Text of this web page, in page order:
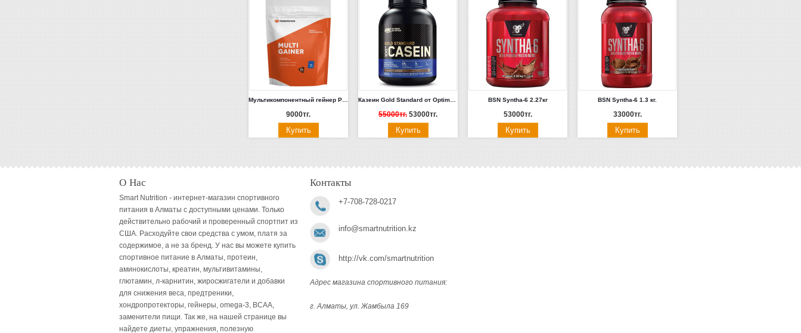
9000тг. 55000тг. 53000тг.
BSN Syntha-6 2.27кг
53000тг.
BSN Syntha-6 1.3 кг.
33000тг.
О Нас
Smart Nutrition - интернет-магазин спортивного
питания в Алматы с доступными ценами. Только
действительно рабочий и проверенный спортпит из
США. Расходуйте свои средства с умом, платя за
содержимое, а не за бренд. У нас вы можете купить
спортивное питание в Алматы, протеин,
аминокислоты, креатин, мультивитамины,
глютамин, л-карнитин, жиросжигатели и добавки
для снижения веса, предтреники,
хондропротекторы, гейнеры, omega-3, BCAA,
заменители пищи. Так же, на нашей странице вы
найдете диеты, упражнения, полезную
Контакты
+7-708-728-0217
info@smartnutrition.kz
http://vk.com/smartnutrition
Адрес магазина спортивного питания:
г. Алматы, ул. Жамбыла 169